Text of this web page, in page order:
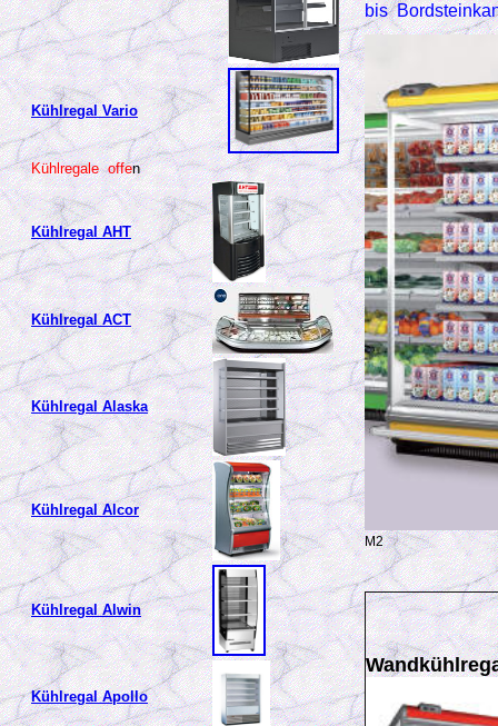
Kühlregal Vario
Kühlregale offen
Kühlregal AHT
Kühlregal ACT
Kühlregal Alaska
Kühlregal Alcor
Kühlregal Alwin
Kühlregal Apollo
bis
M2